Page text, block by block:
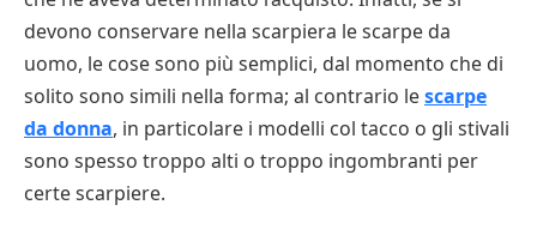
devono conservare nella scarpiera le scarpe da
uomo, le cose sono più semplici, dal momento che di
solito sono simili nella forma; al contrario lescarpe
da donna, in particolare i modelli col tacco o gli stivali
sono spesso troppo alti o troppo ingombranti per
certe scarpiere.